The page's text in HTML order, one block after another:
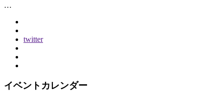
…
twitter
イベントカレンダー